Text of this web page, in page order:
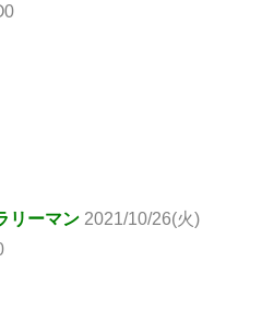
リーマン 2021/10/26(火)